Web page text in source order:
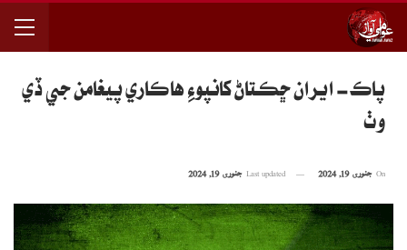
پاڪ- ايران ڇڪتاڻ کانپوءِ هاڪاري پيغامن جي ڏي
وٺ